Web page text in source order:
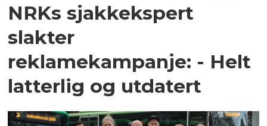
NRKs sjakkekspert
slakter
reklamekampanje: - Helt
latterlig og utdatert